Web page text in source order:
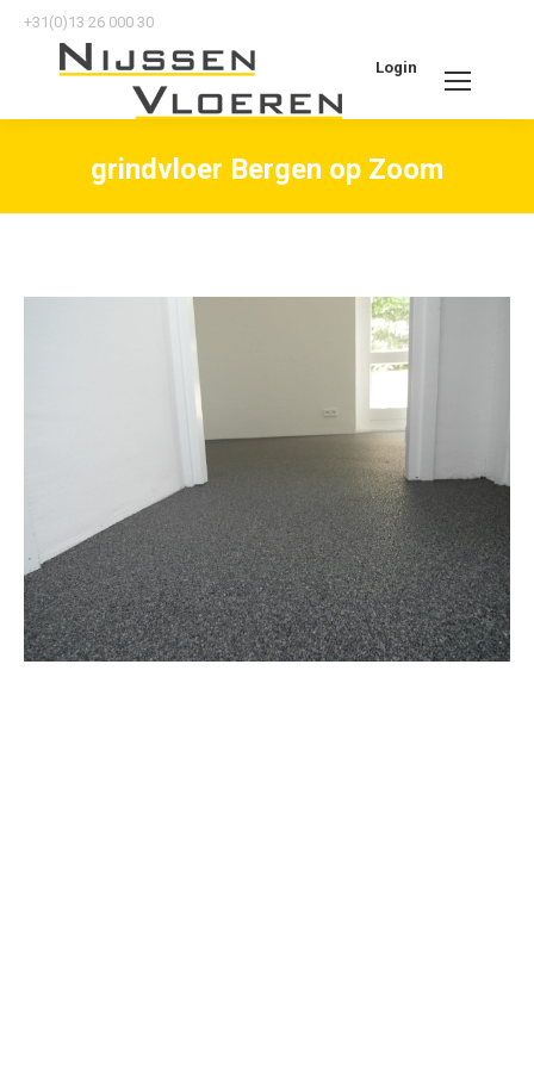
+31(0)13 26 000 30
Login
Search:
grindvloer Bergen op Zoom